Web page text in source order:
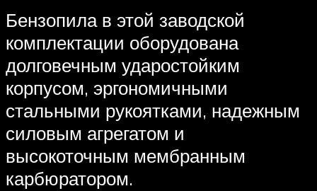
Бензопила в этой заводской
комплектации оборудована
долговечным ударостойким
корпусом, эргономичными
стальными рукоятками, надежным
силовым агрегатом и
высокоточным мембранным
карбюратором.